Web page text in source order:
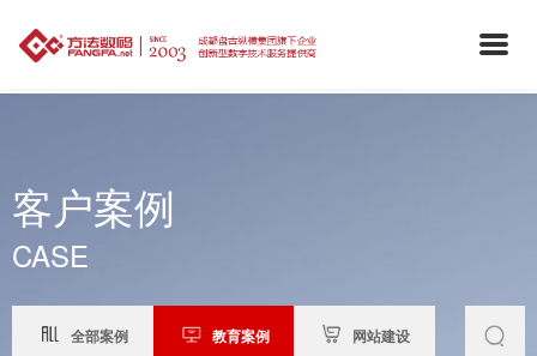
客户案例
CASE
全部案例 教育案例 网站建设